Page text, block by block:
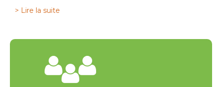
> Lire la suite